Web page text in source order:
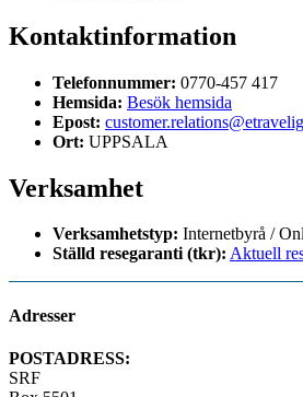
Kontaktinformation
Telefonnummer: 0770-457 417
Hemsida: Besök hemsida
Epost:
Ort: UPPSALA
Verksamhet
Verksamhetstyp: Internetbyrå /
Ställd resegaranti (tkr): Aktuell
Adresser
POSTADRESS:
SRF